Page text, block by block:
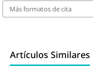
Más formatos de cita
Artículos Similares